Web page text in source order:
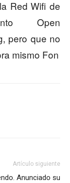
Red Wifi de
Open
pero que no
mismo Fon
Artículo siguiente
Anunciado su